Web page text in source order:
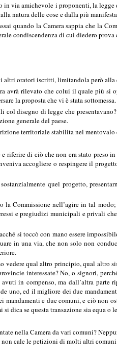
in via amichevole i proponenti, la
natura delle cose e dalla più
quando la Camera sappia che la
condiscendenza di cui diedero
altri oratori iscritti, limitandola però
avrà rilevato che colui il quale più
la proposta che vi è stata sottomessa.
disegno di legge che
generale del paese.
territoriale stabilita nel mentovalo
riferire di ciò che non era stato preso
accogliere o respingere il
quel progetto,
Commissione nell’agire in tal
e pregiudizi municipali e privali
si toccò con mano essere
in una via, che non solo non
qual altro principio, qual altro
interessate? No, o signori,
in compenso, ma dall’altra parte
uno, ed il migliore dei due
e due comuni, e ciò non
dica se questa transazione sia equa o
nella Camera da vari comuni?
cale le petizioni di molti altri